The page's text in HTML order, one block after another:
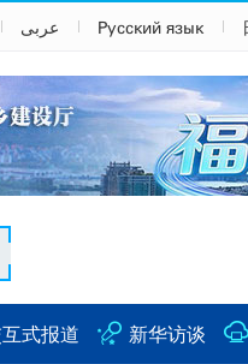
عربى Русский язык
式报道 新华访谈